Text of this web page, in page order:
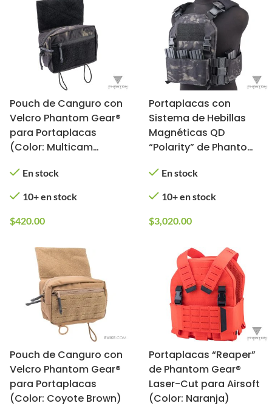
Pouch de Canguro con
Velcro Phantom Gear®
para Portaplacas
(Color: Multicam
En stock
10+ en stock
$420.00
Portaplacas con
Sistema de Hebillas
Magnéticas QD
“Polarity” de Phantom
Multicam Black)
En stock
10+ en stock
$3,020.00
Pouch de Canguro con
Velcro Phantom Gear®
para Portaplacas
(Color: Coyote Brown)
Portaplacas “Reaper”
de Phantom Gear®
Laser-Cut para Airsoft
(Color: Naranja)